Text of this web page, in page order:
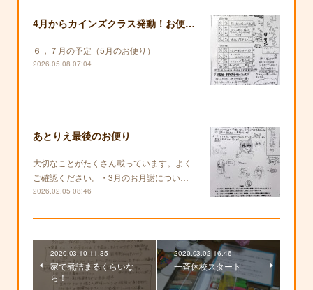
4月からカインズクラス発動！お便りも復活します！
６，７月の予定（5月のお便り）
2026.05.08 07:04
あとりえ最後のお便り
大切なことがたくさん載っています。よく
ご確認ください。・3月のお月謝につい…
2026.02.05 08:46
2020.03.10 11:35
家で煮詰まるくらいな
ら！
2020.03.02 16:46
一斉休校スタート